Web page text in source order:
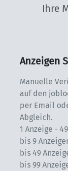
Ihre
Anzeigen
Manuelle
auf den
per Email
Abgleich.
1 Anzeige -
bis 9
bis 49
bis 99